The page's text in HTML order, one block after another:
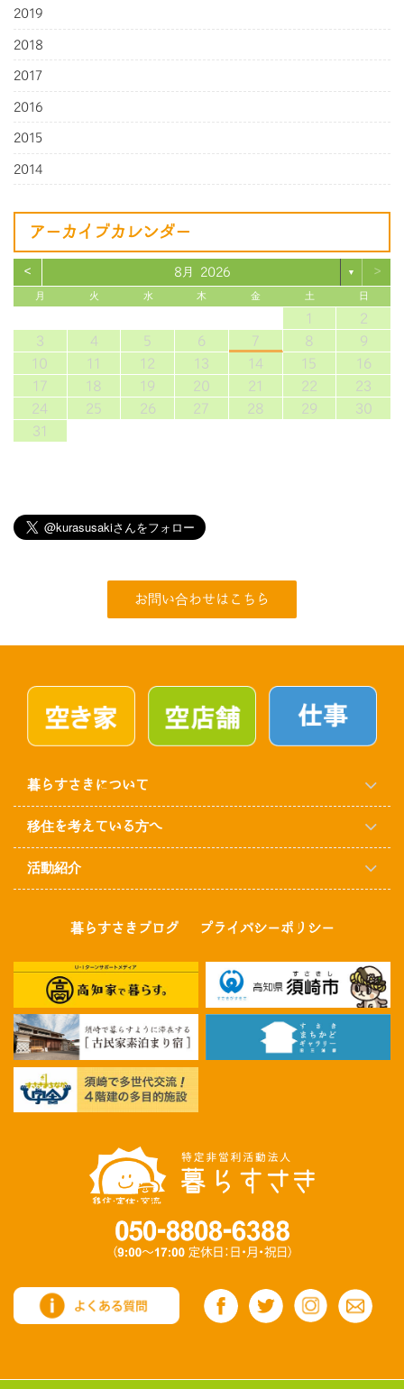
2019
2018
2017
2016
2015
2014
アーカイブカレンダー
< 8月 2026 ▼ >
月 火 水 木 金 土 日
1
2
3
4 5 6 7 8
9
10
11 12 13 14 15
16
17
18 19 20 21 22
23
24
25 26 27 28 29
30
31
お問い合わせはこちら
暮らすさきについて
移住を考えている方へ
活動紹介
暮らすさきブログ プライバシーポリシー